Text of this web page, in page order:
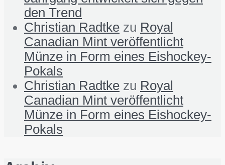
den Trend
Christian Radtke zu Royal
Canadian Mint veröffentlicht
Münze in Form eines Eishockey-
Pokals
Christian Radtke zu Royal
Canadian Mint veröffentlicht
Münze in Form eines Eishockey-
Pokals